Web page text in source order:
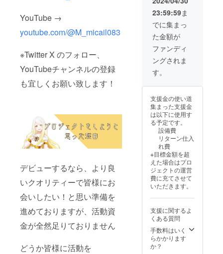
YouTube →
youtube.com/@M_micail083
※Twitter X のフォロー、
YouTubeチャンネルの登録
も宜しくお願い致します！
デビューするなら、より良
いクオリティーで皆様にお
会いしたい！と思い準備を
進めておりますが、活動資
金が全然足りておりません
どうか皆様に活動を
イズ：S
～
XL（男
女兼
用） カ
ラー：
白
23:59:59ま
でに集まっ
た金額が
ファンディ
ングされま
す。
支援金の使い道
集まった支援金
は以下に使用す
る予定です。
設備費
リターン仕入
れ費
※目標金額を超
えた場合はプロ
ジェクトの運営
費に充てさせて
いただきます。
支援に関するよ
くある質問
手数料はいく
らかかります
か？